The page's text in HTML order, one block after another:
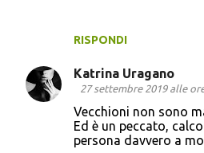
RISPONDI
Katrina Uragano
27 settembre 2019 alle
Vecchioni non sono
Ed è un peccato,
persona davvero a